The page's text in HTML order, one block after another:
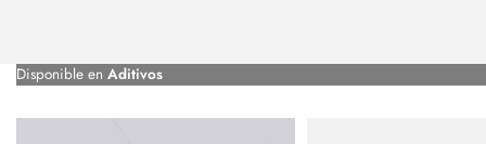
Disponible en Aditivos